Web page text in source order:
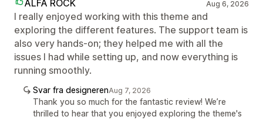
ALFA ROCK Aug 6, 2026
I really enjoyed working with this theme and
exploring the different features. The support team is
also very hands-on; they helped me with all the
issues I had while setting up, and now everything is
running smoothly.
Svar fra designerenAug 7, 2026
Thank you so much for the fantastic review! We’re
thrilled to hear that you enjoyed exploring the theme's